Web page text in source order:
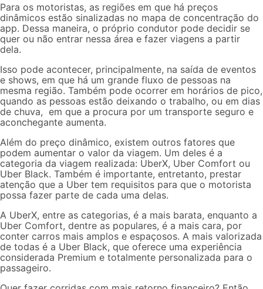
Para os motoristas, as regiões em que há preços
dinâmicos estão sinalizadas no mapa de concentração do
app. Dessa maneira, o próprio condutor pode decidir se
quer ou não entrar nessa área e fazer viagens a partir
dela.
Isso pode acontecer, principalmente, na saída de eventos
e shows, em que há um grande fluxo de pessoas na
mesma região. Também pode ocorrer em horários de pico,
quando as pessoas estão deixando o trabalho, ou em dias
de chuva, em que a procura por um transporte seguro e
aconchegante aumenta.
Além do preço dinâmico, existem outros fatores que
podem aumentar o valor da viagem. Um deles é a
categoria da viagem realizada: UberX, Uber Comfort ou
Uber Black. Também é importante, entretanto, prestar
atenção que a Uber tem requisitos para que o motorista
possa fazer parte de cada uma delas.
A UberX, entre as categorias, é a mais barata, enquanto a
Uber Comfort, dentre as populares, é a mais cara, por
conter carros mais amplos e espaçosos. A mais valorizada
de todas é a Uber Black, que oferece uma experiência
considerada Premium e totalmente personalizada para o
passageiro.